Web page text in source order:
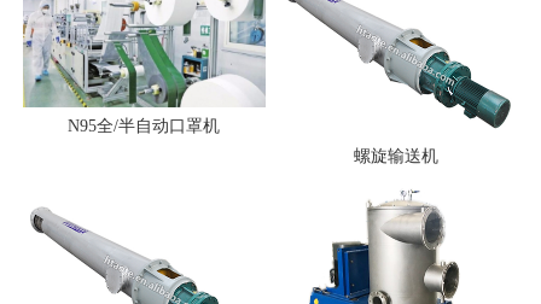
N95全/半自动口罩机
螺旋输送机